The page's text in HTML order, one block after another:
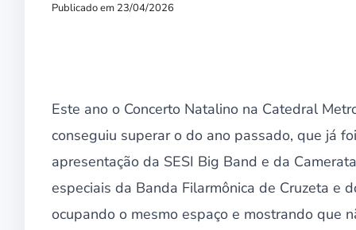
Publicado em 23/04/2026
Este ano o Concerto Natalino na Catedral
conseguiu superar o do ano passado, que já
apresentação da SESI Big Band e da
especiais da Banda Filarmônica de Cruzeta e
ocupando o mesmo espaço e mostrando que